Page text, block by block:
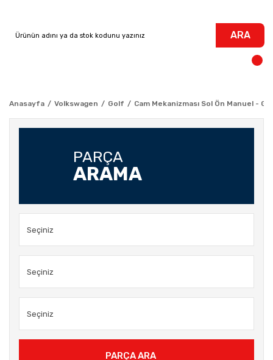
ARA
Anasayfa Volkswagen Golf Cam Mekanizması Sol Ön Manuel -
PARÇA
ARAMA
PARÇA ARA